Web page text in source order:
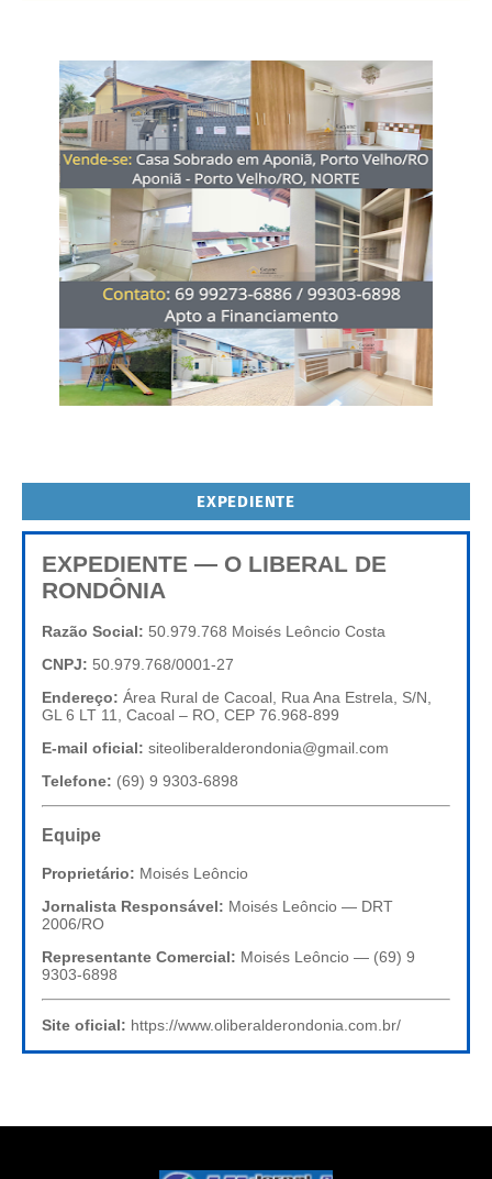
EXPEDIENTE
EXPEDIENTE — O LIBERAL DE
RONDÔNIA
Razão Social: 50.979.768 Moisés Leôncio Costa
CNPJ: 50.979.768/0001-27
Endereço: Área Rural de Cacoal, Rua Ana Estrela, S/N,
GL 6 LT 11, Cacoal – RO, CEP 76.968-899
E-mail oficial: siteoliberalderondonia@gmail.com
Telefone: (69) 9 9303-6898
Equipe
Proprietário: Moisés Leôncio
Jornalista Responsável: Moisés Leôncio — DRT
2006/RO
Representante Comercial: Moisés Leôncio — (69) 9
9303-6898
Site oficial: https://www.oliberalderondonia.com.br/